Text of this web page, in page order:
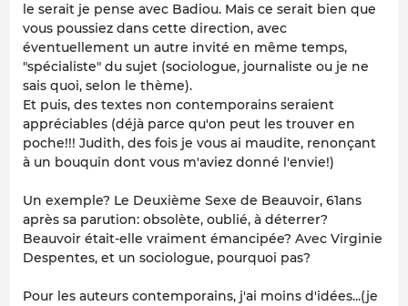
le serait je pense avec Badiou. Mais ce serait bien que
vous poussiez dans cette direction, avec
éventuellement un autre invité en même temps,
"spécialiste" du sujet (sociologue, journaliste ou je ne
sais quoi, selon le thème).
Et puis, des textes non contemporains seraient
appréciables (déjà parce qu'on peut les trouver en
poche!!! Judith, des fois je vous ai maudite, renonçant
à un bouquin dont vous m'aviez donné l'envie!)
Un exemple? Le Deuxième Sexe de Beauvoir, 61ans
après sa parution: obsolète, oublié, à déterrer?
Beauvoir était-elle vraiment émancipée? Avec Virginie
Despentes, et un sociologue, pourquoi pas?
Pour les auteurs contemporains, j'ai moins d'idées...(je